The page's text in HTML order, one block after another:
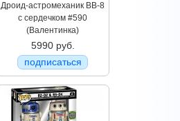
Дроид-астромеханик BB-8
с сердечком #590
(Валентинка)
5990 руб.
подписаться